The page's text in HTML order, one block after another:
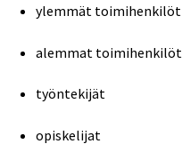
ylemmät toimihenkilöt
alemmat toimihenkilöt
työntekijät
opiskelijat